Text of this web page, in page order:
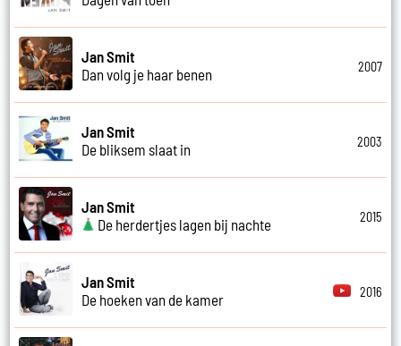
Jan Smit
Dan volg je haar benen
2007
Jan Smit
De bliksem slaat in
2003
Jan Smit
De herdertjes lagen bij nachte
2015
Jan Smit
De hoeken van de kamer
2016